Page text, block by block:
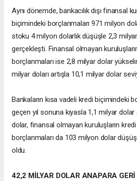
Aynı dönemde, bankacılık dışı finansal
biçimindeki borçlanmaları 971 milyon
stoku 4 milyon dolarlık düşüşle 2,3
gerçekleşti. Finansal olmayan
borçlanmaları ise 2,8 milyar dolar
milyar doları artışla 10,1 milyar dolar
Bankaların kısa vadeli kredi biçimindeki
geçen yıl sonuna kıyasla 1,1 milyar dolar
dolar, finansal olmayan kuruluşların
borçlanmaları da 103 milyon dolar
oldu.
42,2 MİLYAR DOLAR ANAPARA GERİ